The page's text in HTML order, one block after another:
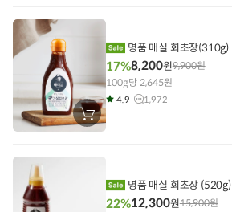
에
장
바
명품 매실 회초장(310g)
17%8,200원9,900원
100g당 2,645원
4.9 1,972
명품 매실 회초장 (520g)
22%12,300원15,900원